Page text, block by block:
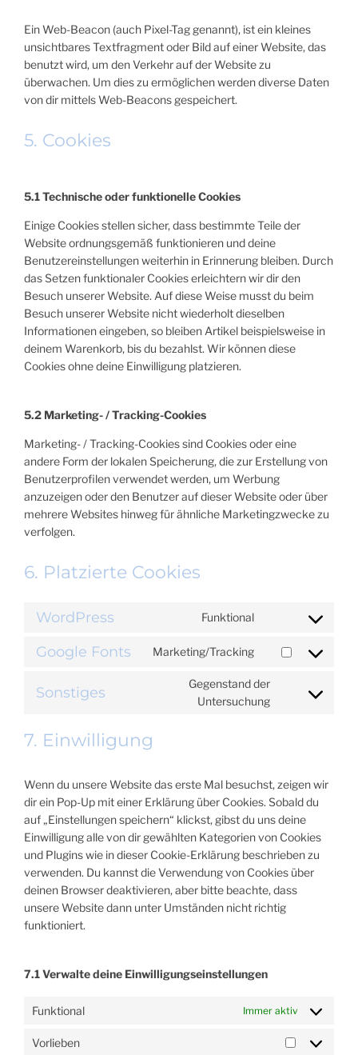
Ein Web-Beacon (auch Pixel-Tag genannt), ist ein kleines
unsichtbares Textfragment oder Bild auf einer Website, das
benutzt wird, um den Verkehr auf der Website zu
überwachen. Um dies zu ermöglichen werden diverse Daten
von dir mittels Web-Beacons gespeichert.
5. Cookies
5.1 Technische oder funktionelle Cookies
Einige Cookies stellen sicher, dass bestimmte Teile der
Website ordnungsgemäß funktionieren und deine
Benutzereinstellungen weiterhin in Erinnerung bleiben. Durch
das Setzen funktionaler Cookies erleichtern wir dir den
Besuch unserer Website. Auf diese Weise musst du beim
Besuch unserer Website nicht wiederholt dieselben
Informationen eingeben, so bleiben Artikel beispielsweise in
deinem Warenkorb, bis du bezahlst. Wir können diese
Cookies ohne deine Einwilligung platzieren.
5.2 Marketing- / Tracking-Cookies
Marketing- / Tracking-Cookies sind Cookies oder eine
andere Form der lokalen Speicherung, die zur Erstellung von
Benutzerprofilen verwendet werden, um Werbung
anzuzeigen oder den Benutzer auf dieser Website oder über
mehrere Websites hinweg für ähnliche Marketingzwecke zu
verfolgen.
6. Platzierte Cookies
WordPress Funktional
CONSENT
SERVICE
Google Fonts Marketing/Tracking
CONSENT
SERVICE
GOOGLE-
Sonstiges
Gegenstand der
Untersuchung
CONSENT
7. Einwilligung
Wenn du unsere Website das erste Mal besuchst, zeigen wir
dir ein Pop-Up mit einer Erklärung über Cookies. Sobald du
auf „Einstellungen speichern“ klickst, gibst du uns deine
Einwilligung alle von dir gewählten Kategorien von Cookies
und Plugins wie in dieser Cookie-Erklärung beschrieben zu
verwenden. Du kannst die Verwendung von Cookies über
deinen Browser deaktivieren, aber bitte beachte, dass
unsere Website dann unter Umständen nicht richtig
funktioniert.
7.1 Verwalte deine Einwilligungseinstellungen
Funktional Immer aktiv
Vorlieben